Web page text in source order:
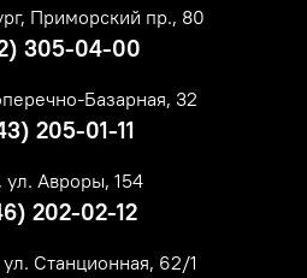
Приморский пр., 80
305-04-00
Базарная, 32
205-01-11
ул. Авроры, 154
202-02-12
Станционная, 62/1